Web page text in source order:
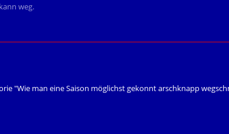
weg.
"Wie man eine Saison möglichst gekonnt arschknapp